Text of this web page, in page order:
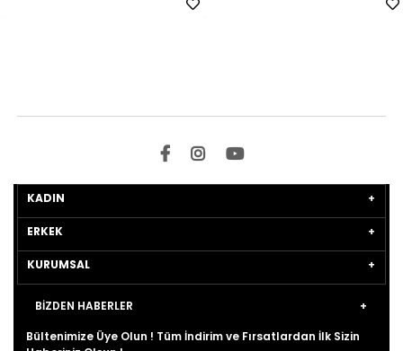
KADIN
ERKEK
KURUMSAL
BİZDEN HABERLER
Bültenimize Üye Olun ! Tüm İndirim ve Fırsatlardan İlk Sizin